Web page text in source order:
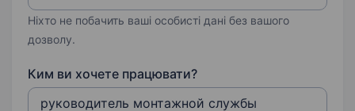
Ніхто не побачить ваші особисті дані без вашого
дозволу.
Ким ви хочете працювати?